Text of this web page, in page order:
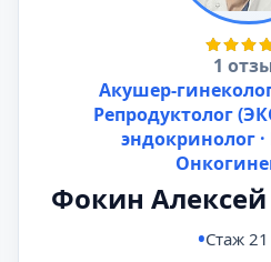
1
Акушер-
Репродуктолог
эндокринолог ·
Фокин
Стаж